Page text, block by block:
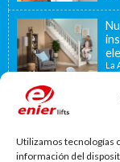
Utilizamos tecnologías
información del
La
15